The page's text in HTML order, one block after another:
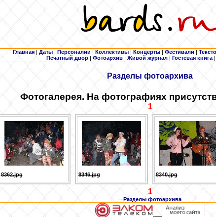
Главная | Даты | Персоналии | Коллективы | Концерты | Фестивали |
Печатный двор | Фотоархив | Живой журнал |Гостевая книга |
Разделы фотоархива
Фотогалерея. На фотографиях
1
8362.jpg 8346.jpg 8340.jpg
1
Разделы фотоархива